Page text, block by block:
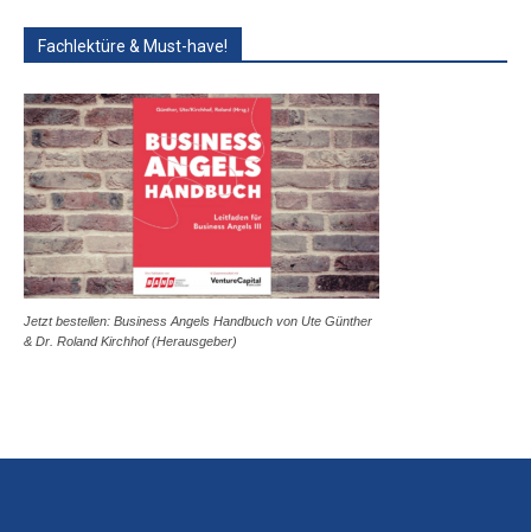
Fachlektüre & Must-have!
Jetzt bestellen: Business Angels Handbuch von Ute Günther
& Dr. Roland Kirchhof (Herausgeber)